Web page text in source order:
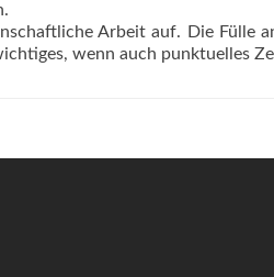
Arbeit auf. Die Fülle
wenn auch punktuelles